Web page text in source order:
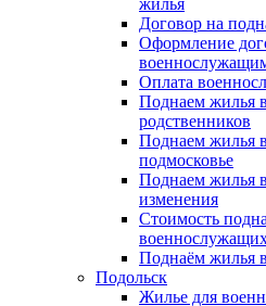
жилья
Договор на
Оформление
Оплата
Поднаем жилья
родственников
Поднаем жилья
подмосковье
Поднаем жилья
изменения
Стоимость
Поднаём жилья
Подольск
Жилье для